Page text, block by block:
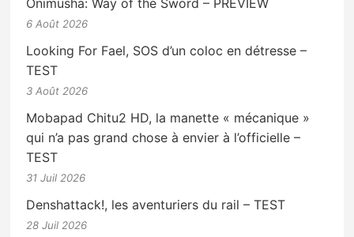
Onimusha: Way of the Sword – PREVIEW
6 Août 2026
Looking For Fael, SOS d’un coloc en détresse –
TEST
3 Août 2026
Mobapad Chitu2 HD, la manette « mécanique »
qui n’a pas grand chose à envier à l’officielle –
TEST
31 Juil 2026
Denshattack!, les aventuriers du rail – TEST
28 Juil 2026